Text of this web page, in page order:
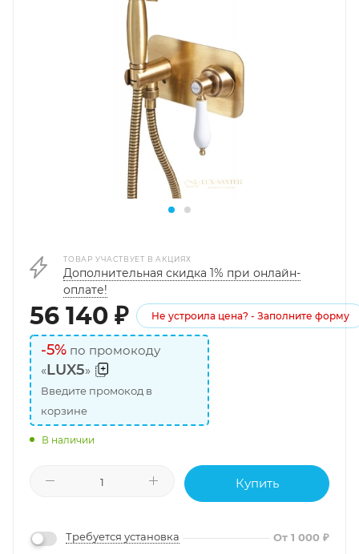
ТОВАР УЧАСТВУЕТ В АКЦИЯХ
Дополнительная скидка 1% при онлайн-
оплате!
56 140 ₽ Не устроила цена? - Заполните форму
-5% по промокоду
«LUX5»
Введите промокод в
корзине
В наличии
Купить
Требуется установка От 1 000 ₽